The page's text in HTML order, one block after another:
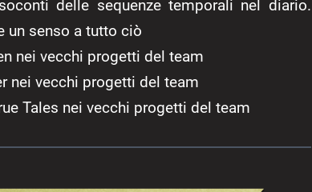
delle sequenze temporali nel diario.
un senso a tutto ciò
nei vecchi progetti del team
nei vecchi progetti del team
Tales nei vecchi progetti del team